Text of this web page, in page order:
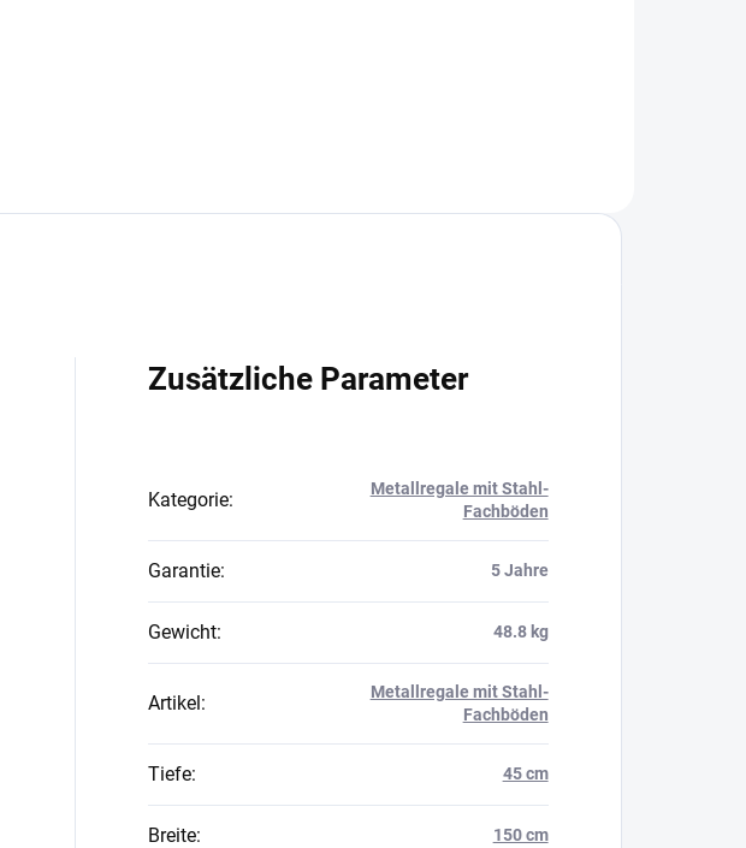
Zusätzliche Parameter
Kategorie:
Metallregale mit Stahl-
Fachböden
Garantie: 5 Jahre
Gewicht: 48.8 kg
Artikel:
Metallregale mit Stahl-
Fachböden
Tiefe: 45 cm
Breite: 150 cm